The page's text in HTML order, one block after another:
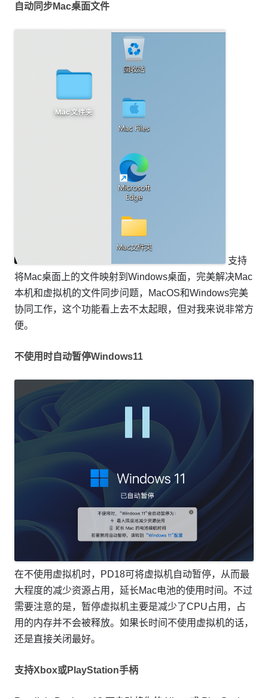
自动同步Mac桌面文件
支持
将Mac桌面上的文件映射到Windows桌面，完美解决Mac
本机和虚拟机的文件同步问题，MacOS和Windows完美
协同工作，这个功能看上去不太起眼，但对我来说非常方
便。
不使用时自动暂停Windows11
在不使用虚拟机时，PD18可将虚拟机自动暂停，从而最
大程度的减少资源占用，延长Mac电池的使用时间。不过
需要注意的是，暂停虚拟机主要是减少了CPU占用，占
用的内存并不会被释放。如果长时间不使用虚拟机的话，
还是直接关闭最好。
支持Xbox或PlayStation手柄